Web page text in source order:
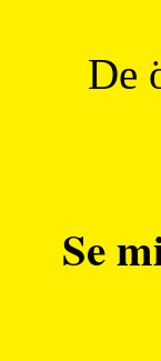
De
Se